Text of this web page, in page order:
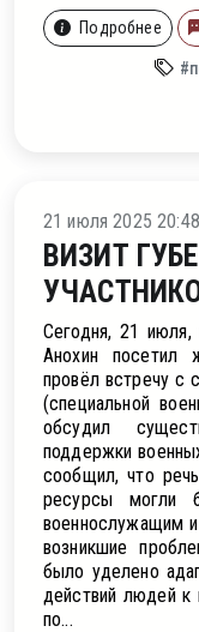
Подробнее
21 июля 2025 20:48
ВИЗИТ
Сегодня, 21 июля,
Анохин посетил
провёл встречу с
(специальной
обсудил
поддержки
сообщил, что
ресурсы могли
военнослужащим
возникшие
было уделено
действий людей к
по...